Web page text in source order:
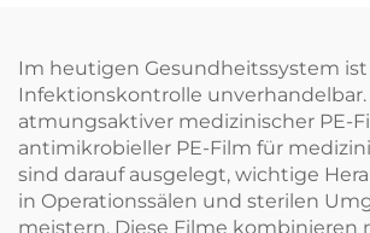
Im heutigen Gesundheitssystem ist
Infektionskontrolle unverhandelbar.
atmungsaktiver medizinischer PE-
antimikrobieller PE-Film für
sind darauf ausgelegt, wichtige
in Operationssälen und sterilen
meistern. Diese Filme kombinieren